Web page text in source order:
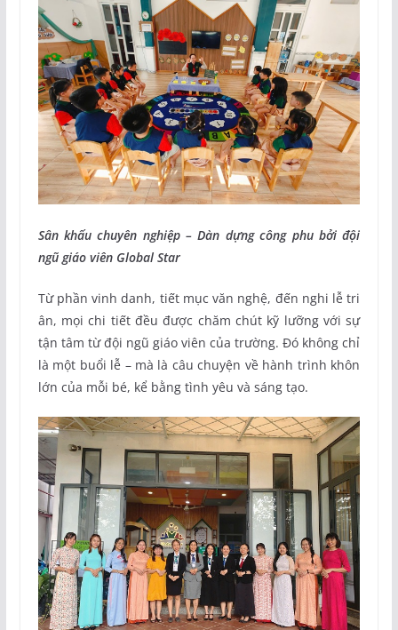
Sân khấu chuyên nghiệp – Dàn dựng công phu bởi đội
ngũ giáo viên Global Star
Từ phần vinh danh, tiết mục văn nghệ, đến nghi lễ tri
ân, mọi chi tiết đều được chăm chút kỹ lưỡng với sự
tận tâm từ đội ngũ giáo viên của trường. Đó không chỉ
là một buổi lễ – mà là câu chuyện về hành trình khôn
lớn của mỗi bé, kể bằng tình yêu và sáng tạo.